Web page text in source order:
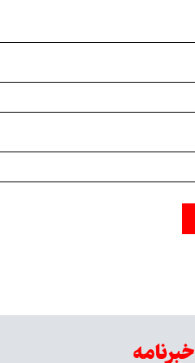
خبرنامه